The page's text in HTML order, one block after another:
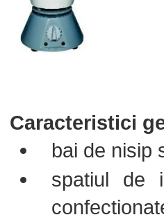
Caracteristici
bai de nisip
spatiul de